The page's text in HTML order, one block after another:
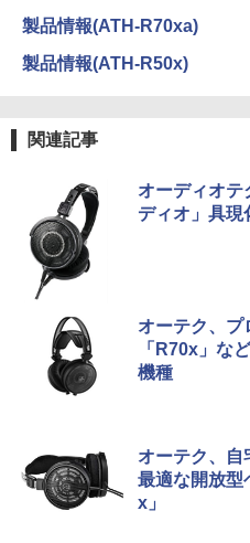
製品情報(ATH-R70xa)
製品情報(ATH-R50x)
関連記事
オーディオテ
ディオ」具現
オーテク、プ
「R70x」な
機種
オーテク、自
最適な開放型
x」